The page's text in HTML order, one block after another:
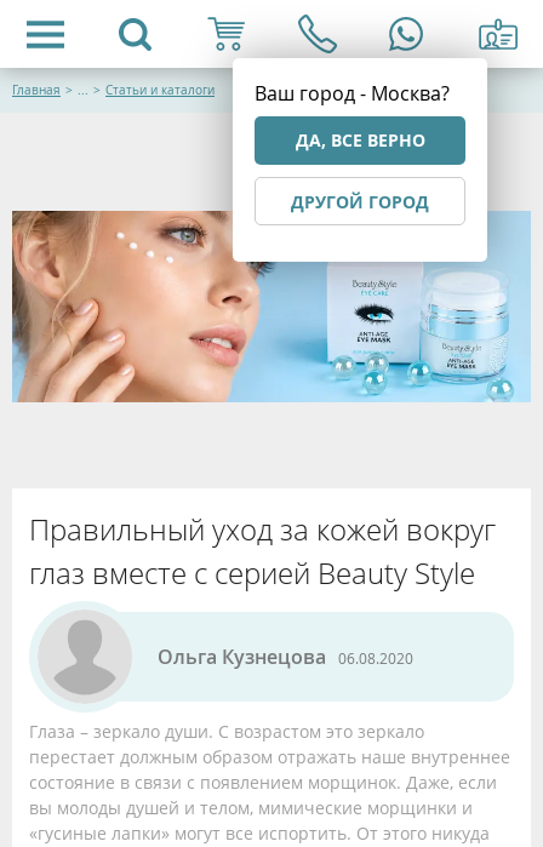
Ваш город - Москва?
ДА, ВСЕ ВЕРНО
ДРУГОЙ ГОРОД
Главная > ... > Статьи и каталоги
Правильный уход за кожей вокруг
глаз вместе с серией Beauty Style
Ольга Кузнецова 06.08.2020
Глаза – зеркало души. С возрастом это зеркало
перестает должным образом отражать наше внутреннее
состояние в связи с появлением морщинок. Даже, если
вы молоды душей и телом, мимические морщинки и
«гусиные лапки» могут все испортить. От этого никуда